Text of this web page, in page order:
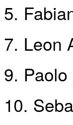
5.
7. Leon
9.
10.